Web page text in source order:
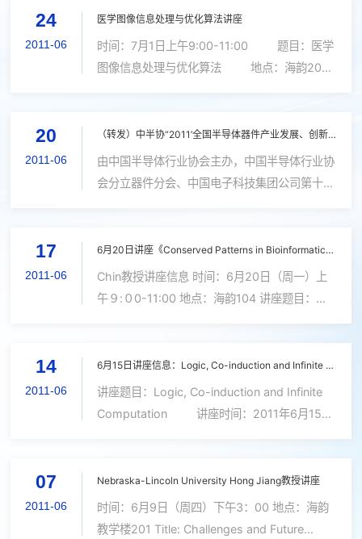
reliability requirements in clu...
24
2011-06
医学图像信息处理与优化算法讲座
时间：7月1日上午9:00-11:00 题目：医学
图像信息处理与优化算法 地点：海韵204
速算法国际邀请赛”冠军...
20
2011-06
（转发）中半协“2011’全国半导体器件产业发展、创新产品和新技术研讨会”第二轮会议及征文通知
由中国半导体行业协会主办，中国半导体行业协
会分立器件分会、中国电子科技集团公司第十三
8日，地点：云南.昆明。现将第二轮...
17
2011-06
6月20日讲座《Conserved Patterns in Bioinformatics》
Chin教授讲座信息 时间：6月20日（周一）上
午９:０0-11:00 地点：海韵104 讲座题目：
fundamental in computational biology,for
e...
14
2011-06
6月15日讲座信息：Logic, Co-induction and Infinite Computation
讲座题目：Logic, Co-induction and Infinite
Computation 讲座时间：2011年6月15日
Gupta,Department of Computer Scien...
07
2011-06
Nebraska-Lincoln University Hong Jiang教授讲座
时间：6月9日（周四）下午3：00 地点：海韵
教学楼201 Title: Challenges and Future